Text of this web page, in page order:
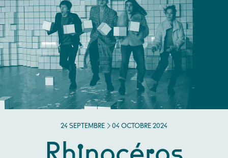
DU
24 SEPTEMBRE
SEPTEMBRE AU
04 OCTOBRE
OCTOBRE 2024